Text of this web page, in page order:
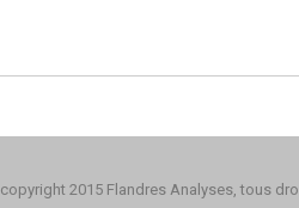
copyright 2015 Flandres Analyses, tous